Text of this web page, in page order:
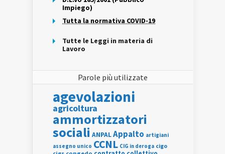
Impiego)
Tutta la normativa COVID-19
Tutte le Leggi in materia di
Lavoro
Parole più utilizzate
agevolazioni
agricoltura
ammortizzatori
sociali ANPALAppalto artigiani
assegno unico CCNL CIG in deroga cigo